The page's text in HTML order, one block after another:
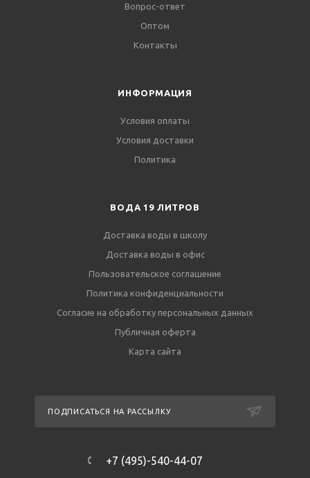
Вопрос-ответ
Оптом
Контакты
ИНФОРМАЦИЯ
Условия оплаты
Условия доставки
Политика
ВОДА 19 ЛИТРОВ
Доставка воды в школу
Доставка воды в офис
Пользовательское соглашение
Политика конфиденциальности
Согласие на обработку персональных данных
Публичная оферта
Карта сайта
ПОДПИСАТЬСЯ НА РАССЫЛКУ
+7 (495)-540-44-07